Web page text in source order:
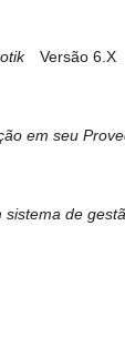
Versão 6.X
em seu
de